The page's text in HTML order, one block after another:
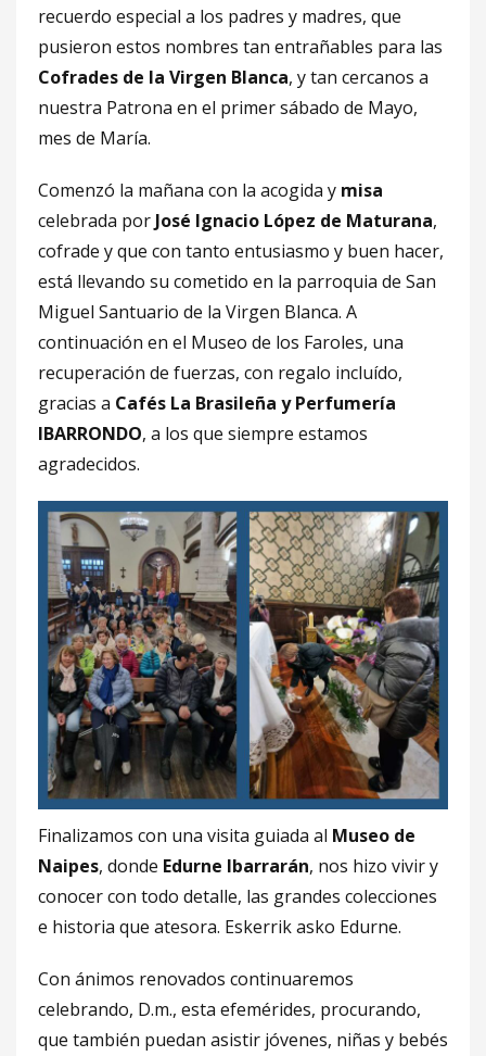
recuerdo especial a los padres y madres, que
pusieron estos nombres tan entrañables para las
Cofrades de la Virgen Blanca, y tan cercanos a
nuestra Patrona en el primer sábado de Mayo,
mes de María.
Comenzó la mañana con la acogida y misa
celebrada por José Ignacio López de Maturana,
cofrade y que con tanto entusiasmo y buen hacer,
está llevando su cometido en la parroquia de San
Miguel Santuario de la Virgen Blanca. A
continuación en el Museo de los Faroles, una
recuperación de fuerzas, con regalo incluído,
gracias a Cafés La Brasileña y Perfumería
IBARRONDO, a los que siempre estamos
agradecidos.
Finalizamos con una visita guiada al Museo de
Naipes, donde Edurne Ibarrarán, nos hizo vivir y
conocer con todo detalle, las grandes colecciones
e historia que atesora. Eskerrik asko Edurne.
Con ánimos renovados continuaremos
celebrando, D.m., esta efemérides, procurando,
que también puedan asistir jóvenes, niñas y bebés